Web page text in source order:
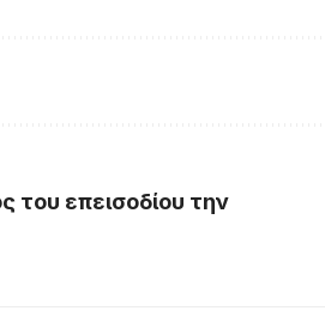
του επεισοδίου την